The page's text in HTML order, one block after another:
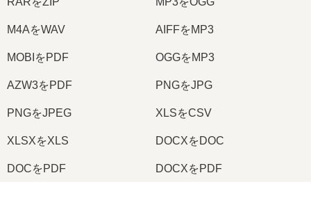
M4AをWAV AIFFをMP3
MOBIをPDF OGGをMP3
AZW3をPDF PNGをJPG
PNGをJPEG XLSをCSV
XLSXをXLS DOCXをDOC
DOCをPDF DOCXをPDF